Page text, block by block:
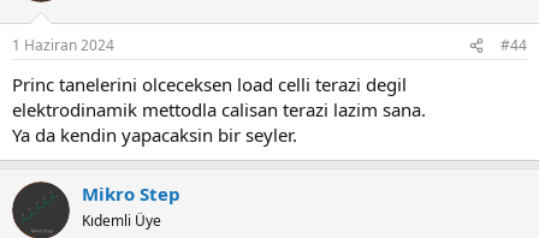
1 Haziran 2024 #44
Princ tanelerini olceceksen load celli terazi degil
elektrodinamik mettodla calisan terazi lazim sana.
Ya da kendin yapacaksin bir seyler.
Mikro Step
Kıdemli Üye